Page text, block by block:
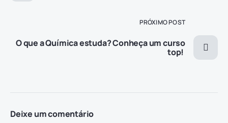
PRÓXIMO POST
O que a Química estuda? Conheça um curso
top!
Deixe um comentário